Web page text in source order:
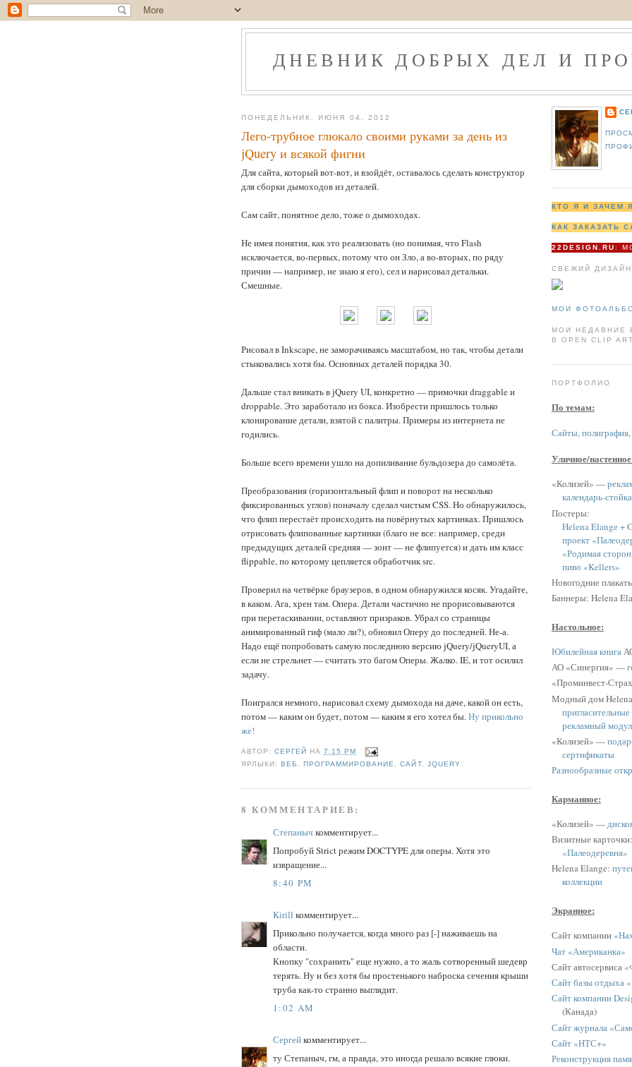
ДНЕВНИК ДОБРЫХ ДЕЛ И
ПОНЕДЕЛЬНИК, ИЮНЯ 04, 2012
Лего-трубное глюкало своими руками за день из
jQuery и всякой фигни
Для сайта, который вот-вот, и взойдёт, оставалось сделать конструктор
для сборки дымоходов из деталей.
Сам сайт, понятное дело, тоже о дымоходах.
Не имея понятия, как это реализовать (но понимая, что Flash
исключается, во-первых, потому что он Зло, а во-вторых, по ряду
причин — например, не знаю я его), сел и нарисовал детальки.
Смешные.
Рисовал в Inkscape, не заморачиваясь масштабом, но так, чтобы детали
стыковались хотя бы. Основных деталей порядка 30.
Дальше стал вникать в jQuery UI, конкретно — примочки draggable и
droppable. Это заработало из бокса. Изобрести пришлось только
клонирование детали, взятой с палитры. Примеры из интернета не
годились.
Больше всего времени ушло на допиливание бульдозера до самолёта.
Преобразования (горизонтальный флип и поворот на несколько
фиксированных углов) поначалу сделал чистым CSS. Но обнаружилось,
что флип перестаёт происходить на повёрнутых картинках. Пришлось
отрисовать флипованные картинки (благо не все: например, среди
предыдущих деталей средняя — зонт — не флипуется) и дать им класс
flippable, по которому цепляется обработчик src.
Проверил на четвёрке браузеров, в одном обнаружился косяк. Угадайте,
в каком. Ага, хрен там. Опера. Детали частично не прорисовываются
при перетаскивании, оставляют призраков. Убрал со страницы
анимированный гиф (мало ли?), обновил Оперу до последней. Не-а.
Надо ещё попробовать самую последнюю версию jQuery/jQueryUI, а
если не стрельнет — считать это багом Оперы. Жалко. IE, и тот осилил
задачу.
Поигрался немного, нарисовал схему дымохода на даче, какой он есть,
потом — каким он будет, потом — каким я его хотел бы.Ну прикольно
же!
АВТОР:СЕРГЕЙ НА7:15 PM
ЯРЛЫКИ:ВЕБ ,ПРОГРАММИРОВАНИЕ ,САЙТ, JQUERY
8 КОММЕНТАРИЕВ:
Степаныч комментирует...
Попробуй Strict режим DOCTYPE для оперы. Хотя это
извращение...
8:40 PM
Kirill комментирует...
Прикольно получается, когда много раз [-] наживаешь на
области.
Кнопку "сохранить" еще нужно, а то жаль сотворенный шедевр
терять. Ну и без хотя бы простенького наброска сечения крыши
труба как-то странно выглядит.
1:02 AM
Сергейкомментирует...
ту Степаныч, гм, а правда, это иногда решало всякие глюки.
КТО Я И ЗАЧЕМ
КАК ЗАКАЗАТЬ
22DESIGN.RU :
СВЕЖИЙ
МОИ
МОИ НЕДАВНИЕ
В OPEN CLIP
ПОРТФОЛИО
По темам:
Сайты,полиграфия,
Уличное/
«Колизей» —
календарь-стойка
Постеры:
Helena Elange +
проект
«Родимая
пиво «Kellers»
Новогодние
Баннеры: Helena
Настольное:
Юбилейная книга
АО «Синергия» —
«Проминвест-
Модный дом
рекламный
«Колизей» —
сертификаты
Разнообразные
Карманное:
«Колизей» —
Визитные
«Палеодеревня»
Helena Elange:
коллекции
Экранное:
Сайт компании
Чат «Американка»
Сайт автосервиса
Сайт базы отдыха
Сайт компании
(Канада)
Сайт журнала
Сайт «НТС+»
Реконструкция